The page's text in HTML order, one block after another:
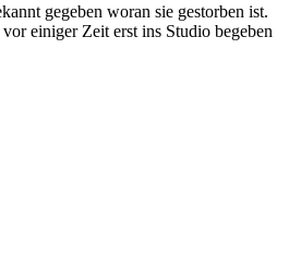
gegeben woran sie gestorben ist.
einiger Zeit erst ins Studio begeben